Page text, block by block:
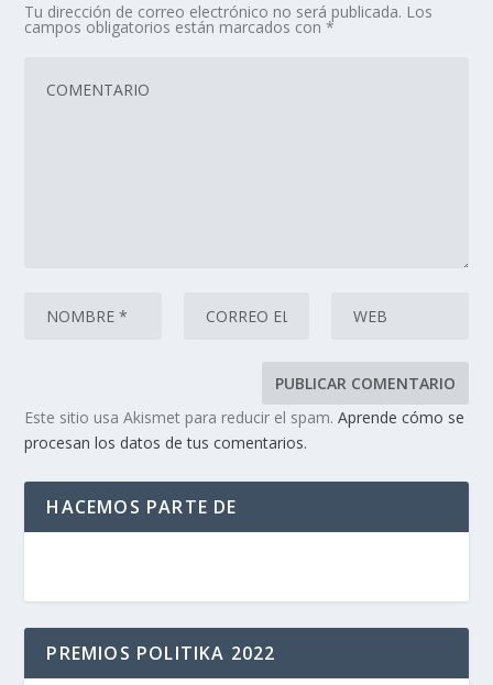
Tu dirección de correo electrónico no será publicada. Los
campos obligatorios están marcados con*
Este sitio usa Akismet para reducir el spam.Aprende cómo se
procesan los datos de tus comentarios.
HACEMOS PARTE DE
PREMIOS POLITIKA 2022